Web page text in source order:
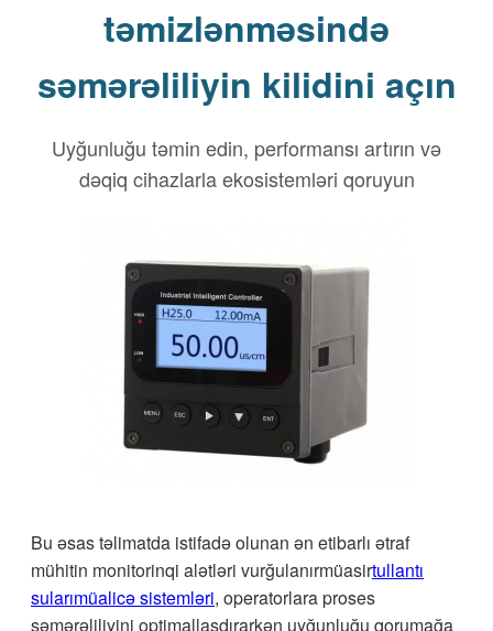
təmizlənməsində
səmərəliliyin kilidini açın
Uyğunluğu təmin edin, performansı artırın və
dəqiq cihazlarla ekosistemləri qoruyun
Bu əsas təlimatda istifadə olunan ən etibarlı ətraf
mühitin monitorinqi alətləri vurğulanırmüasirtullantı
sularımüalicə sistemləri, operatorlara proses
səmərəliliyini optimallaşdırarkən uyğunluğu qorumağa